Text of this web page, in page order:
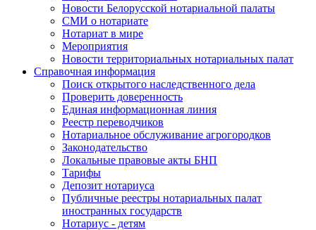
Новости Белорусской нотариальной палаты
СМИ о нотариате
Нотариат в мире
Мероприятия
Новости территориальных нотариальных палат
Справочная информация
Поиск открытого наследственного дела
Проверить доверенность
Единая информационная линия
Реестр переводчиков
Нотариальное обслуживание агрогородков
Законодательство
Локальные правовые акты БНП
Тарифы
Депозит нотариуса
Публичные реестры нотариальных палат
иностранных государств
Нотариус - детям